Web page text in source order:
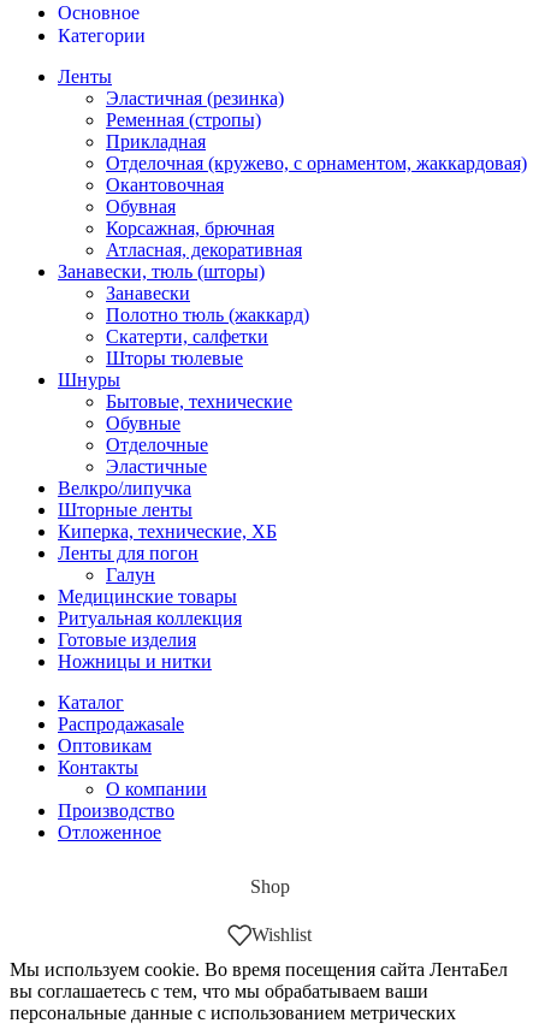
Основное
Категории
Ленты
Эластичная (резинка)
Ременная (стропы)
Прикладная
Отделочная (кружево, с орнаментом, жаккардовая)
Окантовочная
Обувная
Корсажная, брючная
Атласная, декоративная
Занавески, тюль (шторы)
Занавески
Полотно тюль (жаккард)
Скатерти, салфетки
Шторы тюлевые
Шнуры
Бытовые, технические
Обувные
Отделочные
Эластичные
Велкро/липучка
Шторные ленты
Киперка, технические, ХБ
Ленты для погон
Галун
Медицинские товары
Ритуальная коллекция
Готовые изделия
Ножницы и нитки
Каталог
Распродажаsale
Оптовикам
Контакты
О компании
Производство
Отложенное
Shop
Wishlist
Мы используем cookie. Во время посещения сайта ЛентаБел
вы соглашаетесь с тем, что мы обрабатываем ваши
персональные данные с использованием метрических